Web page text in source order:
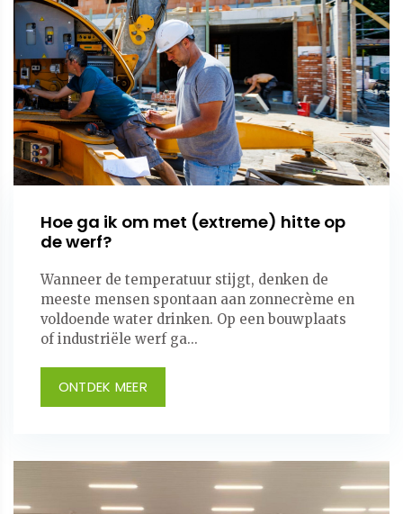
Hoe ga ik om met (extreme) hitte op
de werf?
Wanneer de temperatuur stijgt, denken de
meeste mensen spontaan aan zonnecrème en
voldoende water drinken. Op een bouwplaats
of industriële werf ga...
ONTDEK MEER